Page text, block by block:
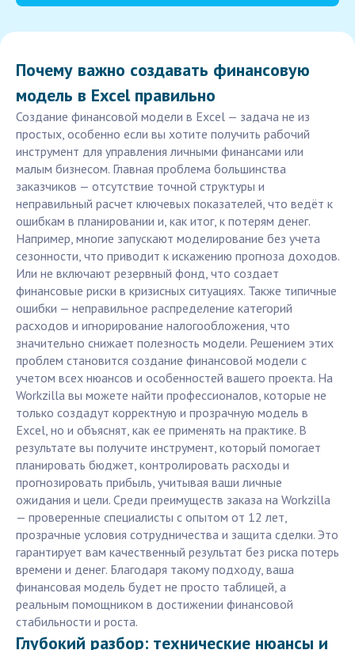
Почему важно создавать финансовую
модель в Excel правильно
Создание финансовой модели в Excel — задача не из
простых, особенно если вы хотите получить рабочий
инструмент для управления личными финансами или
малым бизнесом. Главная проблема большинства
заказчиков — отсутствие точной структуры и
неправильный расчет ключевых показателей, что ведёт к
ошибкам в планировании и, как итог, к потерям денег.
Например, многие запускают моделирование без учета
сезонности, что приводит к искажению прогноза доходов.
Или не включают резервный фонд, что создает
финансовые риски в кризисных ситуациях. Также типичные
ошибки — неправильное распределение категорий
расходов и игнорирование налогообложения, что
значительно снижает полезность модели. Решением этих
проблем становится создание финансовой модели с
учетом всех нюансов и особенностей вашего проекта. На
Workzilla вы можете найти профессионалов, которые не
только создадут корректную и прозрачную модель в
Excel, но и объяснят, как ее применять на практике. В
результате вы получите инструмент, который помогает
планировать бюджет, контролировать расходы и
прогнозировать прибыль, учитывая ваши личные
ожидания и цели. Среди преимуществ заказа на Workzilla
— проверенные специалисты с опытом от 12 лет,
прозрачные условия сотрудничества и защита сделки. Это
гарантирует вам качественный результат без риска потерь
времени и денег. Благодаря такому подходу, ваша
финансовая модель будет не просто таблицей, а
реальным помощником в достижении финансовой
стабильности и роста.
Глубокий разбор: технические нюансы и